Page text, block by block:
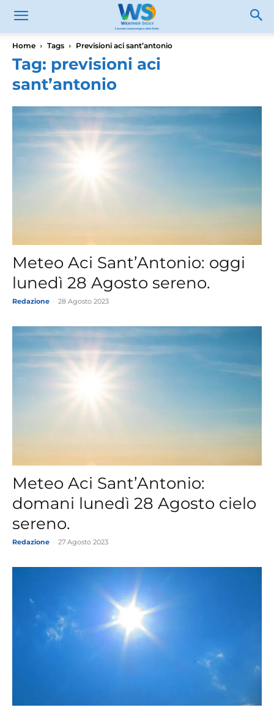
Home Tags Previsioni aci sant’antonio
Tag: previsioni aci
sant’antonio
Meteo Aci Sant’Antonio: oggi
lunedì 28 Agosto sereno.
Redazione 28 Agosto 2023
Meteo Aci Sant’Antonio:
domani lunedì 28 Agosto cielo
sereno.
Redazione 27 Agosto 2023